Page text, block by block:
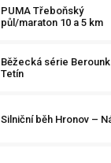
PUMA Třeboňský
půl/maraton 10 a 5 km
Běžecká série
Tetín
Silniční běh Hronov –